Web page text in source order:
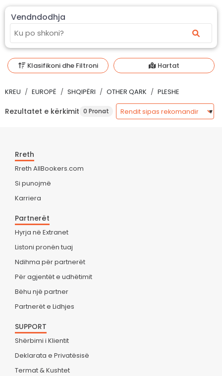
Vendndodhja
Klasifikoni dhe Filtroni Hartat
KREU EUROPË SHQIPËRI OTHER QARK PLESHE
Rezultatet e kërkimit 0 Pronat
Rreth
Rreth AllBookers.com
Si punojmë
Karriera
Partnerët
Hyrja në Extranet
Listoni pronën tuaj
Ndihma për partnerët
Për agjentët e udhëtimit
Bëhu një partner
Partnerët e Lidhjes
SUPPORT
Shërbimi i Klientit
Deklarata e Privatësisë
Termat & Kushtet